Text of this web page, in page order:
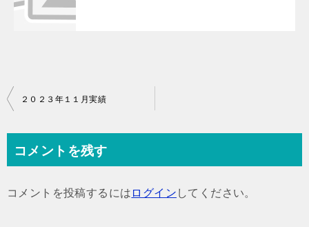
投
ビ
２０２３年１１月実績
コメントを残す
コメントを投稿するには ログイン してください。